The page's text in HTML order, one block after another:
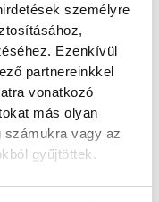
személyre
Ezenkívül
partnereinkkel
vonatkozó
más olyan
számukra vagy az
gyűjtöttek.